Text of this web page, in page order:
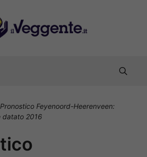
Pronostico Feyenoord-Heerenveen:
datato 2016